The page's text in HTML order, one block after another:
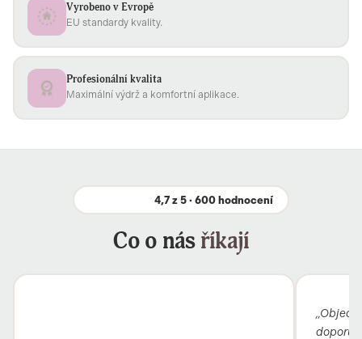
Vyrobeno v Evropě
EU standardy kvality.
Profesionální kvalita
Maximální výdrž a komfortní aplikace.
4,7 z 5 · 600 hodnocení
Co o násříkají